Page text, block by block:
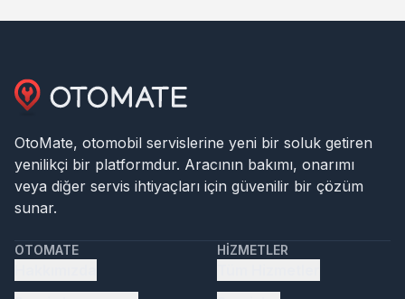
OtoMate, otomobil servislerine yeni bir soluk getiren
yenilikçi bir platformdur. Aracının bakımı, onarımı
veya diğer servis ihtiyaçları için güvenilir bir çözüm
sunar.
OTOMATE HIZMETLER